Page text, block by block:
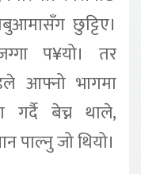
छुट्टिए।
प¥यो। तर
आफ्नो भागमा
गर्दै बेच्न थाले,
पाल्नु जो थियो।